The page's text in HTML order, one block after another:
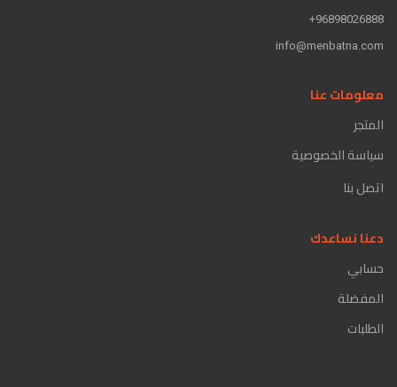
96898026888+
info@menbatna.com
معلومات عنا
المتجر
سياسة الخصوصية
اتصل بنا
دعنا نساعدك
حسابي
المفضلة
الطلبات